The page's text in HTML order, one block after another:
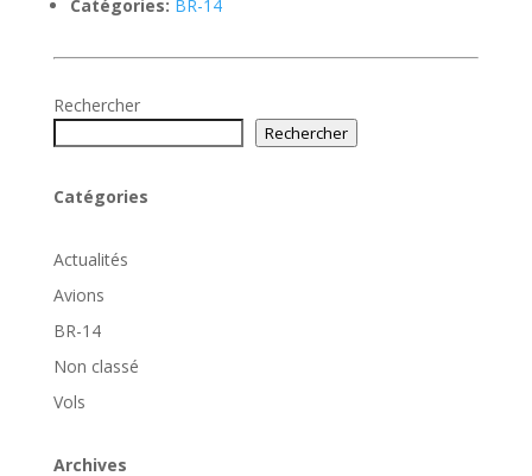
Catégories: BR-14
Rechercher
Rechercher
Catégories
Actualités
Avions
BR-14
Non classé
Vols
Archives